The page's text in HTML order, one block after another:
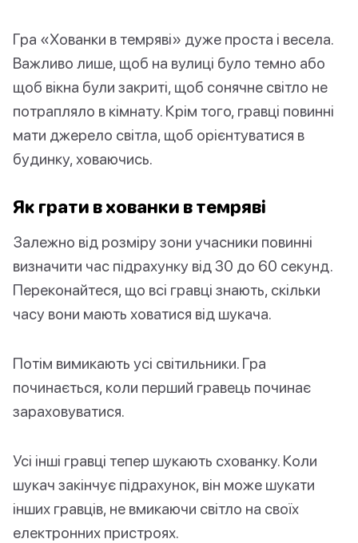
Гра «Хованки в темряві» дуже проста і весела.
Важливо лише, щоб на вулиці було темно або
щоб вікна були закриті, щоб сонячне світло не
потрапляло в кімнату. Крім того, гравці повинні
мати джерело світла, щоб орієнтуватися в
будинку, ховаючись.
Як грати в хованки в темряві
Залежно від розміру зони учасники повинні
визначити час підрахунку від 30 до 60 секунд.
Переконайтеся, що всі гравці знають, скільки
часу вони мають ховатися від шукача.
Потім вимикають усі світильники. Гра
починається, коли перший гравець починає
зараховуватися.
Усі інші гравці тепер шукають схованку. Коли
шукач закінчує підрахунок, він може шукати
інших гравців, не вмикаючи світло на своїх
електронних пристроях.